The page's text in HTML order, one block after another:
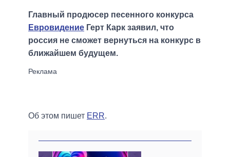
Главный продюсер песенного конкурса
Евровидение Герт Карк заявил, что
россия не сможет вернуться на конкурс в
ближайшем будущем.
Об этом пишет ERR.